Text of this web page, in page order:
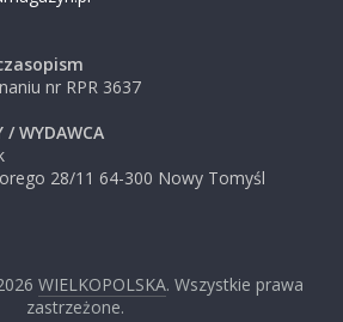
nr RPR 3637
/ WYDAWCA
28/11 64-300 Nowy Tomyśl
WIELKOPOLSKA. Wszystkie prawa
zastrzeżone.